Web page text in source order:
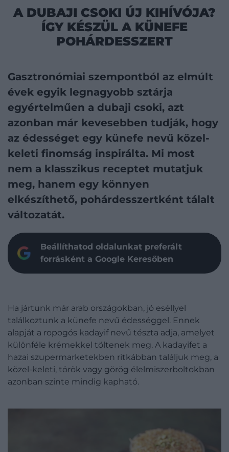
A DUBAJI CSOKI ÚJ KIHÍVÓJA?
ÍGY KÉSZÜL A KÜNEFE
POHÁRDESSZERT
Gasztronómiai szempontból az elmúlt
évek egyik legnagyobb sztárja
egyértelműen a dubaji csoki, azt
azonban már kevesebben tudják, hogy
az édességet egy künefe nevű közel-
keleti finomság inspirálta. Mi most
nem a klasszikus receptet mutatjuk
meg, hanem egy könnyen
elkészíthető, pohárdesszertként tálalt
változatát.
Beállíthatod oldalunkat preferált
forrásként a Google Keresőben
Ha jártunk már arab országokban, jó eséllyel
találkoztunk a künefe nevű édességgel. Ennek
alapját a ropogós kadayif nevű tészta adja, amelyet
különféle krémekkel töltenek meg. A kadayifet a
hazai szupermarketekben ritkábban találjuk meg, a
közel-keleti, török vagy görög élelmiszerboltokban
azonban szinte mindig kapható.